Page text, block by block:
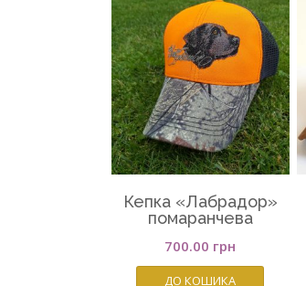
Кепка «Лабрадор»
помаранчева
700.00 грн
ДО КОШИКА